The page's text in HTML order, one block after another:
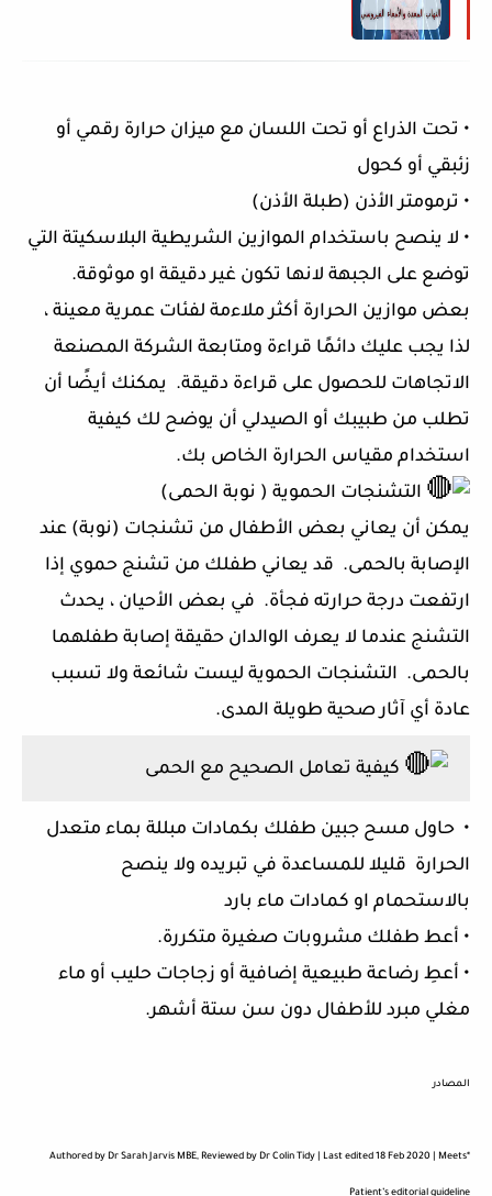
• تحت الذراع أو تحت اللسان مع ميزان حرارة رقمي أو
زئبقي أو كحول
• ترمومتر الأذن (طبلة الأذن)
• لا ينصح باستخدام الموازين الشريطية البلاسكيتة التي
توضع على الجبهة لانها تكون غير دقيقة او موثوقة.
بعض موازين الحرارة أكثر ملاءمة لفئات عمرية معينة ،
لذا يجب عليك دائمًا قراءة ومتابعة الشركة المصنعة
الاتجاهات للحصول على قراءة دقيقة. يمكنك أيضًا أن
تطلب من طبيبك أو الصيدلي أن يوضح لك كيفية
استخدام مقياس الحرارة الخاص بك.
التشنجات الحموية ( نوبة الحمى)
يمكن أن يعاني بعض الأطفال من تشنجات (نوبة) عند
الإصابة بالحمى. قد يعاني طفلك من تشنج حموي إذا
ارتفعت درجة حرارته فجأة. في بعض الأحيان ، يحدث
التشنج عندما لا يعرف الوالدان حقيقة إصابة طفلهما
بالحمى. التشنجات الحموية ليست شائعة ولا تسبب
عادة أي آثار صحية طويلة المدى.
كيفية تعامل الصحيح مع الحمى
• حاول مسح جبين طفلك بكمادات مبللة بماء متعدل
الحرارة قليلا للمساعدة في تبريده ولا ينصح
بالاستحمام او كمادات ماء بارد
• أعط طفلك مشروبات صغيرة متكررة.
• أعطِ رضاعة طبيعية إضافية أو زجاجات حليب أو ماء
مغلي مبرد للأطفال دون سن ستة أشهر.
المصادر
*Authored by Dr Sarah Jarvis MBE, Reviewed by Dr Colin Tidy | Last edited 18 Feb 2020 | Meets